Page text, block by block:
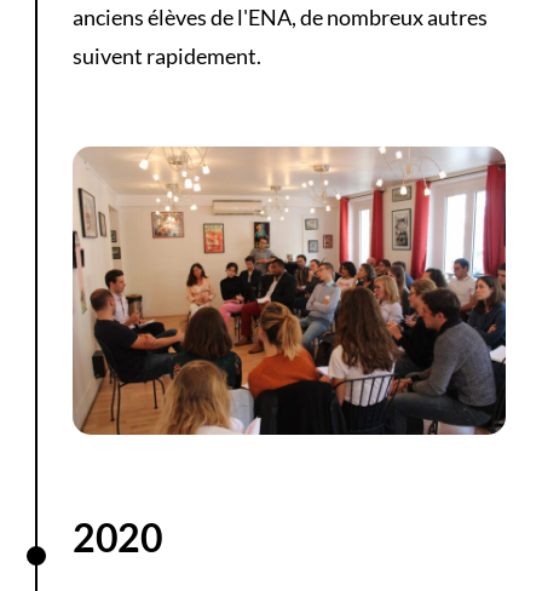
anciens élèves de l'ENA, de nombreux autres
suivent rapidement.
2020